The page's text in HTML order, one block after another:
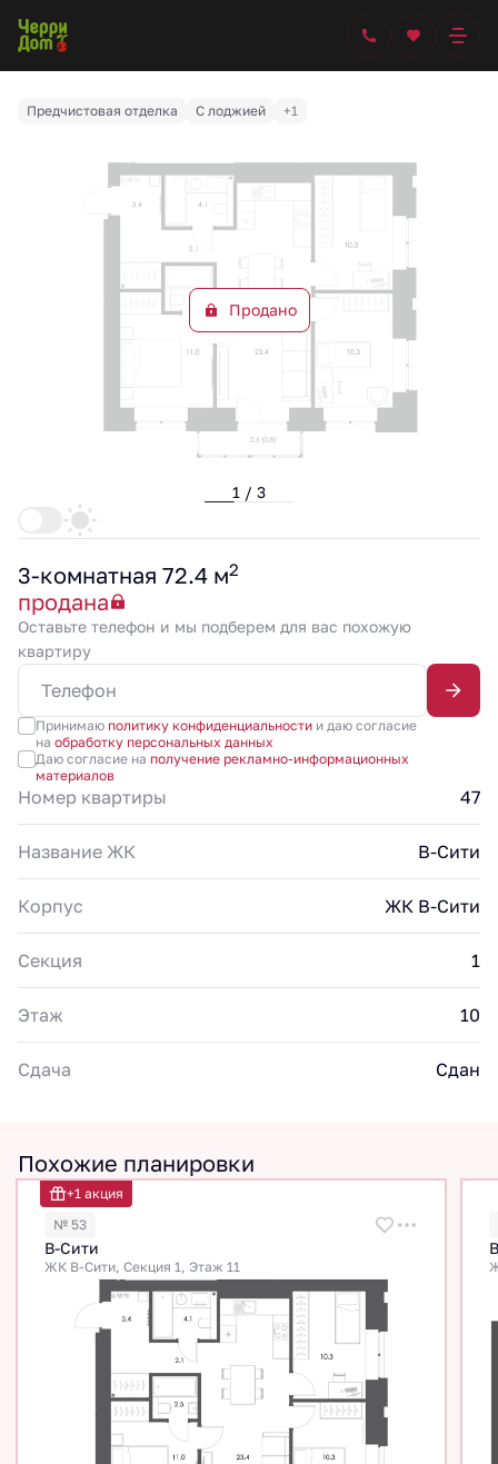
3-комнатная Цена по запросу
Предчистовая отделка С лоджией +1
Продано
1 / 3
3-комнатная 72.4 м2
продана
Оставьте телефон и мы подберем для вас похожую
квартиру
Принимаю политику конфиденциальностии даю согласие
на обработку персональных данных
Даю согласие на получение рекламно-информационных
материалов
Номер квартиры 47
Название ЖК В-Сити
Корпус ЖК В-Сити
Секция 1
Этаж 10
Сдача Сдан
Похожие планировки
+1 акция
№ 53
В-Сити
ЖК В-Сити, Секция 1, Этаж 11